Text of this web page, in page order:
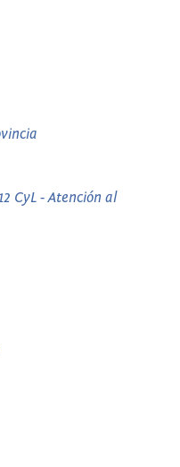
CyL - Atención al